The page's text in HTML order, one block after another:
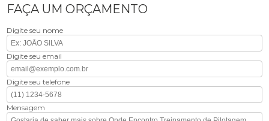
FAÇA UM ORÇAMENTO
Digite seu nome
Digite seu email
Digite seu telefone
Mensagem